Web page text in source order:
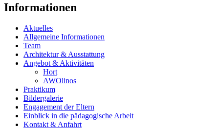
Informationen
Aktuelles
Allgemeine Informationen
Team
Architektur & Ausstattung
Angebot & Aktivitäten
Hort
AWOlinos
Praktikum
Bildergalerie
Engagement der Eltern
Einblick in die pädagogische Arbeit
Kontakt & Anfahrt